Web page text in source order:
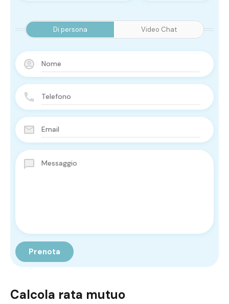
Di persona Video Chat
Calcola rata mutuo